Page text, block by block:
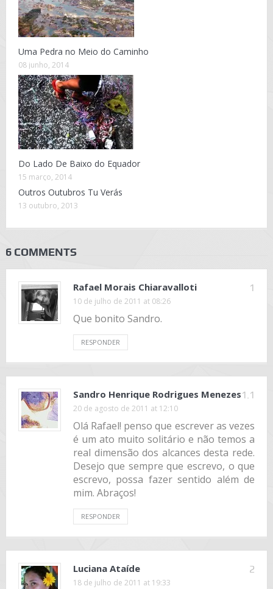
Uma Pedra no Meio do Caminho
08 junho, 2014
Do Lado De Baixo do Equador
15 março, 2014
Outros Outubros Tu Verás
13 outubro, 2013
6 COMMENTS
1
Rafael Morais Chiaravalloti
10 de julho de 2011 at 08:26
Que bonito Sandro.
RESPONDER
1.1
Sandro Henrique Rodrigues Menezes
20 de agosto de 2011 at 12:10
Olá Rafael! penso que escrever as vezes
é um ato muito solitário e não temos a
real dimensão dos alcances desta rede.
Desejo que sempre que escrevo, o que
escrevo, possa fazer sentido além de
mim. Abraços!
RESPONDER
2
Luciana Ataíde
18 de julho de 2011 at 19:33